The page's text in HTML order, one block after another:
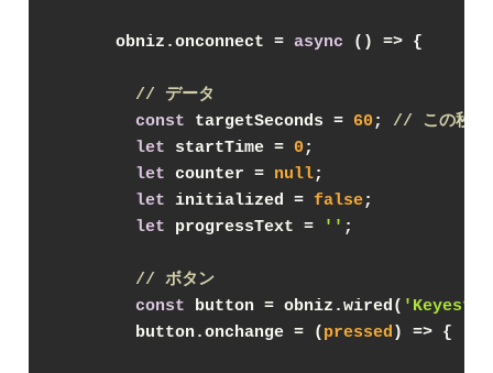
      obniz.onconnect =
async () => {
// データ
const targetSeconds = 60 ; // この秒数
let startTime = 0 ;
let counter = null;
let initialized = false;
let progressText = '' ;
// ボタン
const button = obniz.wired(
        button.onchange =
(pressed ) => {